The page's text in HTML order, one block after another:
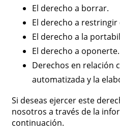
El derecho a borrar.
El derecho a
El derecho a la
El derecho a oponerte.
Derechos en relación
automatizada y la
Si deseas ejercer este
nosotros a través de la
continuación.